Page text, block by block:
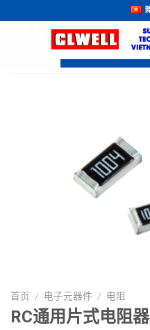
首页 / 电子元器件 / 电阻
RC通用片式电阻器